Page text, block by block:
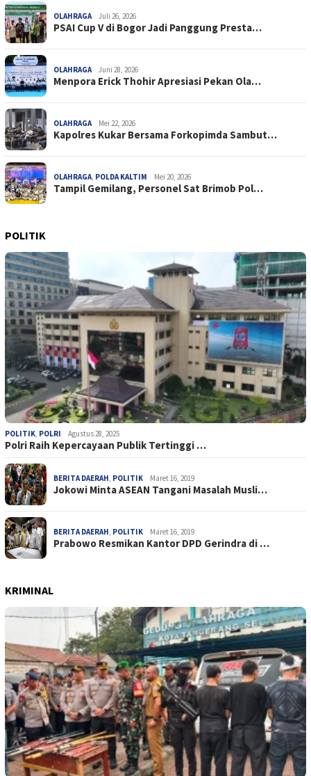
OLAHRAGA Juli 26, 2026
PSAI Cup V di Bogor Jadi Panggung Presta…
OLAHRAGA Juni 28, 2026
Menpora Erick Thohir Apresiasi Pekan Ola…
OLAHRAGA Mei 22, 2026
Kapolres Kukar Bersama Forkopimda Sambut…
OLAHRAGA, POLDA KALTIM Mei 20, 2026
Tampil Gemilang, Personel Sat Brimob Pol…
POLITIK
POLITIK, POLRI Agustus 28, 2025
Polri Raih Kepercayaan Publik Tertinggi …
BERITA DAERAH, POLITIK Maret 16, 2019
Jokowi Minta ASEAN Tangani Masalah Musli…
BERITA DAERAH, POLITIK Maret 16, 2019
Prabowo Resmikan Kantor DPD Gerindra di …
KRIMINAL